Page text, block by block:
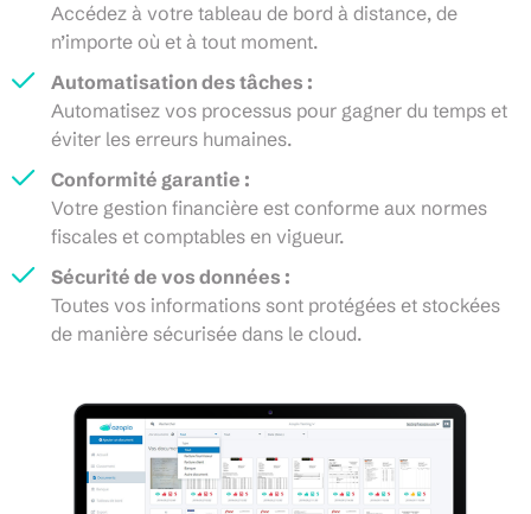
Accédez à votre tableau de bord à distance, de
n’importe où et à tout moment.
Automatisation des tâches :
Automatisez vos processus pour gagner du temps et
éviter les erreurs humaines.
Conformité garantie :
Votre gestion financière est conforme aux normes
fiscales et comptables en vigueur.
Sécurité de vos données :
Toutes vos informations sont protégées et stockées
de manière sécurisée dans le cloud.